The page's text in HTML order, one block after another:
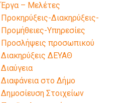
Έργα – Μελέτες
Προκηρύξεις-Διακηρύξεις-
Προμήθειες-Υπηρεσίες
Προσλήψεις προσωπικού
Διακηρύξεις ΔΕΥΑΘ
Διαύγεια
Διαφάνεια στο Δήμο
Δημοσίευση Στοιχείων